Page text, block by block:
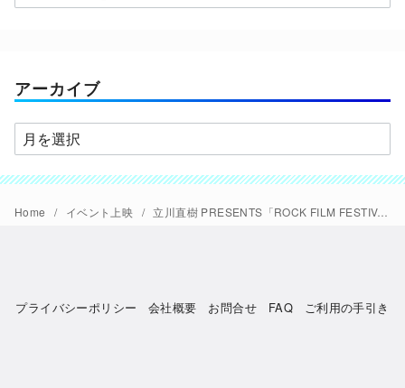
テ
ー
アーカイブ
ア
ー
カ
イ
Home イベント上映 立川直樹 PRESENTS「ROCK FILM FESTIVAL 2025」開催『カセットテープ・ダイアリーズ』『ラ・バンバ』『The Who AT KILBURN 1977』『ヒプノシス』『シド・バレット 独りぼっちの狂気』『ジミ・ヘンドリックス1970』『レッド・ツェッペリン：ビカミング』
プライバシーポリシー 会社概要 お問合せ FAQ ご利用の手引き